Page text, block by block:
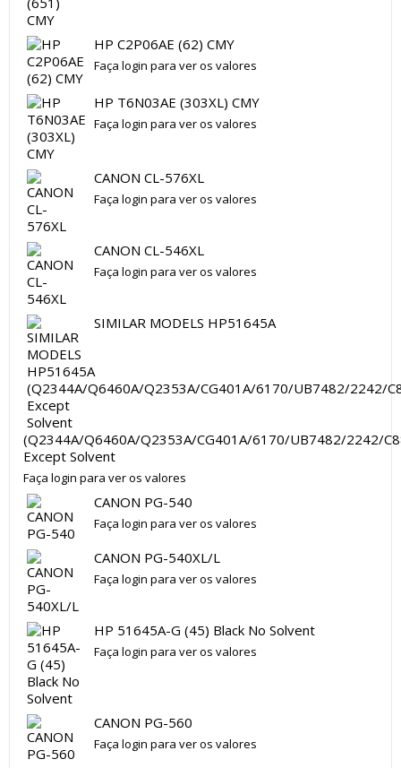
HP C2P06AE (62) CMY
Faça login para ver os valores
HP T6N03AE (303XL) CMY
Faça login para ver os valores
CANON CL-576XL
Faça login para ver os valores
CANON CL-546XL
Faça login para ver os valores
SIMILAR MODELS HP51645A
(Q2344A/Q6460A/Q2353A/CG401A/6170/UB7482/2242/
Except Solvent
Faça login para ver os valores
CANON PG-540
Faça login para ver os valores
CANON PG-540XL/L
Faça login para ver os valores
HP 51645A-G (45) Black No Solvent
Faça login para ver os valores
CANON PG-560
Faça login para ver os valores